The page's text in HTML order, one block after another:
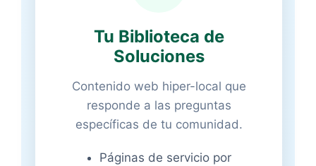
Tu Biblioteca de
Soluciones
Contenido web hiper-local que
responde a las preguntas
específicas de tu comunidad.
Páginas de servicio por